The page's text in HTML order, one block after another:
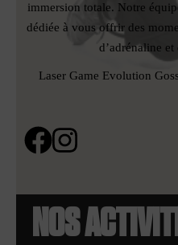
immersion totale. Notre
dédiée à vous offrir des
d’adrénaline
Laser Game Evolution
NOS